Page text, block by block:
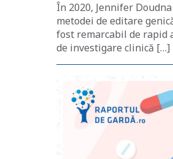
În 2020, Jennifer
metodei de editare
fost remarcabil de rapid
de investigare clinică […]